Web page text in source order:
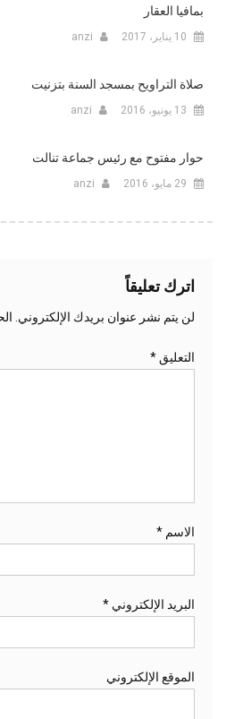
بمافيا العقار
10 يناير، 2017 anzi
صلاة التراويح بمسجد السنة بتزنيت
13 يونيو، 2016 anzi
حوار مفتوح مع رئيس جماعة تنالت
29 مايو، 2016 anzi
اترك تعليقاً
لن يتم نشر عنوان بريدك الإلكتروني.
التعليق *
الاسم *
البريد الإلكتروني *
الموقع الإلكتروني